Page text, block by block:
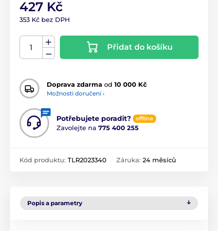
427 Kč
353 Kč bez DPH
Přidat do košíku
Doprava zdarma od 10 000 Kč
Možnosti doručení ›
Potřebujete poradit? offline
Zavolejte na 775 400 255
Kód produktu: TLR2023340 Záruka: 24 měsíců
Popis a parametry